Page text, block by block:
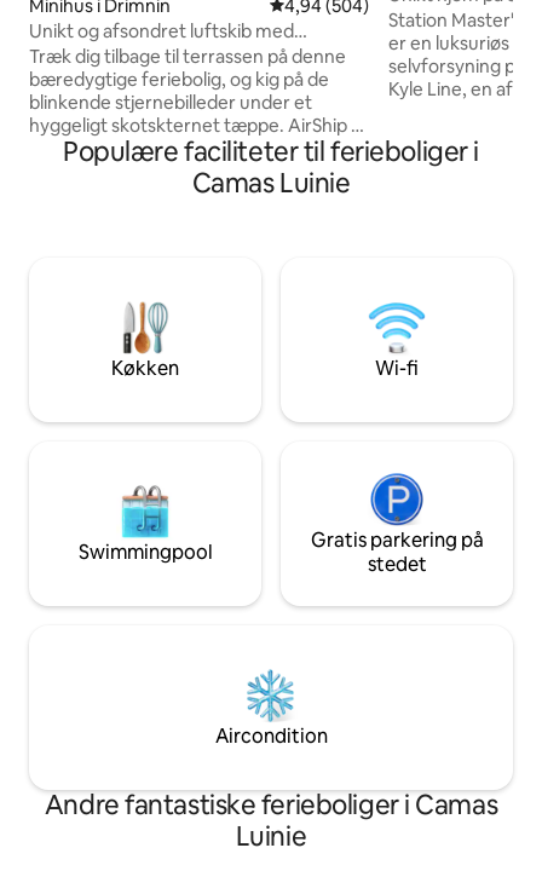
Minihus i Drimnin 4,94 ud af 5 i gennemsnitlig
4,94 (504)
Unikt og afsondret luftskib med
betagende udsigt over højlandet
Træk dig tilbage til terrassen på denne
bæredygtige feriebolig, og kig på de
blinkende stjernebilleder under et
hyggeligt skotskternet tæppe. AirShip 2
er en ikonisk, isoleret aluminiumskapsel
designet af Roderick James med udsigt
til Sound of Mull fra gulv til loft-vinduer.
datoer, du ønsker, kan du tjekke vores
nye opslag The Pilot House, Drimnin,
som ligger på samme 4 hektar store
kombinationsovn/mikrobølgeovn. Alle
medbringe, er din mad. Det er værd at
fylde op på vej ind, da Lochaline er det
nærmeste sted at handle, som ligger 8
miles væk. AirShip ligger på en smuk,
stor grund. Den fantastiske udsigt
havet mod Ardnamurchan Point.
Skye
Station Master's
er en luksuriøs
selvforsyning på
Kyle Line, en af
denne dejlige
soveværelser på
NC500 også. Beklager, ingen børn under
13 år eller kæledyr.
Populære faciliteter til ferieboliger i
Camas Luinie
Køkken Wi-fi
Swimmingpool
Gratis parkering på
stedet
Aircondition
Andre fantastiske ferieboliger i Camas
Luinie